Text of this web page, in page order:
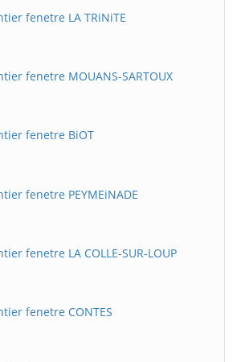
fenetre LA TRiNiTE
fenetre MOUANS-SARTOUX
fenetre BiOT
fenetre PEYMEiNADE
fenetre LA COLLE-SUR-LOUP
fenetre CONTES